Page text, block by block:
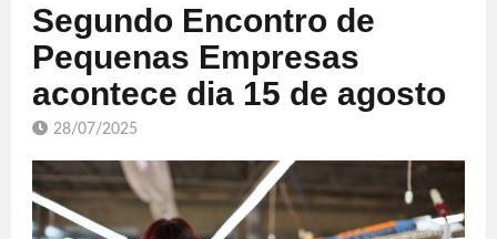
Segundo Encontro de
Pequenas Empresas
acontece dia 15 de agosto
28/07/2025